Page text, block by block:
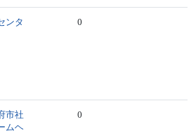
ンタ
0
市社
ムヘ
0